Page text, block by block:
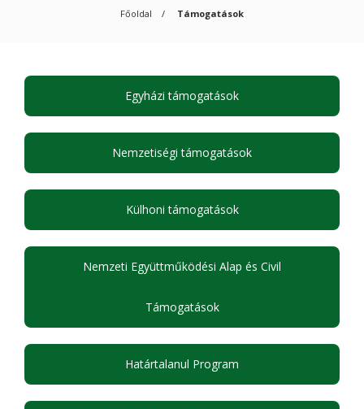
Főoldal Támogatások
Egyházi támogatások
Nemzetiségi támogatások
Külhoni támogatások
Nemzeti Együttműködési Alap és Civil
Támogatások
Határtalanul Program